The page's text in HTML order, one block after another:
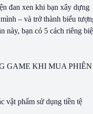
đan xen khi bạn xây dựng
– và trở thành biểu
này, bạn có 5 cách riêng
GAME KHI MUA PHIÊN
vật phẩm sử dụng tiền tệ